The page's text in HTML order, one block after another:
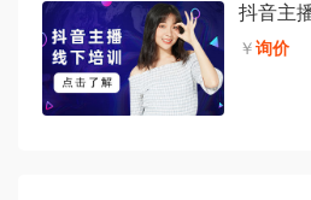
抖音主
￥询价